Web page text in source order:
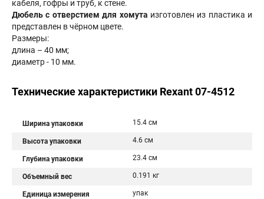
кабеля, гофры и труб, к стене.
Дюбель с отверстием для хомута изготовлен из пластика и
представлен в чёрном цвете.
Размеры:
длина – 40 мм;
диаметр - 10 мм.
Технические характеристики Rexant 07-4512
Ширина упаковки 15.4 см
Высота упаковки 4.6 см
Глубина упаковки 23.4 см
Объемный вес 0.191 кг
Единица измерения упак